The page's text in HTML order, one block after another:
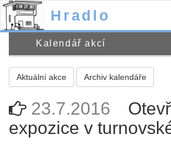
Hradlo
Kalendář akcí
Aktuální akce Archiv kalendáře
23.7.2016
expozice v